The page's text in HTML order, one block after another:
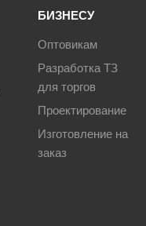
БИЗНЕСУ
Оптовикам
Разработка ТЗ
для торгов
Проектирование
Изготовление на
заказ